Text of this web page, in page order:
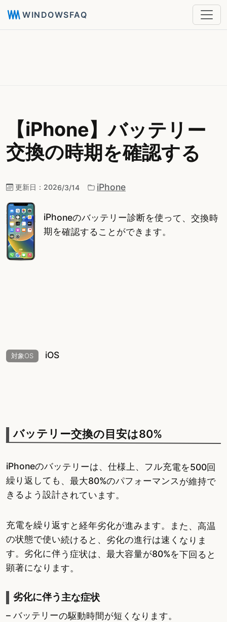
WINDOWSFAQ
【iPhone】バッテリー
交換の時期を確認する
更新日： 2026/3/14 iPhone
iPhoneのバッテリー診断を使って、交換時
期を確認することができます。
対象OS iOS
バッテリー交換の目安は80%
iPhoneのバッテリーは、仕様上、フル充電を500回
繰り返しても、最大80%のパフォーマンスが維持で
きるよう設計されています。
充電を繰り返すと経年劣化が進みます。また、高温
の状態で使い続けると、劣化の進行は速くなりま
す。劣化に伴う症状は、最大容量が80%を下回ると
顕著になります。
劣化に伴う主な症状
– バッテリーの駆動時間が短くなります。